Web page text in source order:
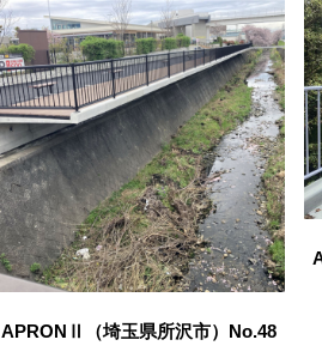
APRONⅡ（埼玉県所沢市）No.48